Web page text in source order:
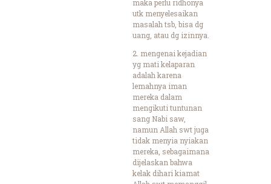
maka perlu ridhonya
utk menyelesaikan
masalah tsb, bisa dg
uang, atau dg izinnya.
2. mengenai kejadian
yg mati kelaparan
adalah karena
lemahnya iman
mereka dalam
mengikuti tuntunan
sang Nabi saw,
namun Allah swt juga
tidak menyia nyiakan
mereka, sebagaimana
dijelaskan bahwa
kelak dihari kiamat